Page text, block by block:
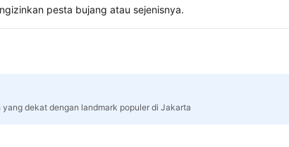
pesta bujang atau sejenisnya.
dekat dengan landmark populer di Jakarta